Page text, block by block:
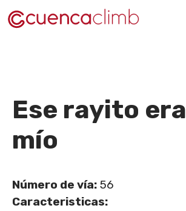
Saltar
al
Ese rayito era
mío
Número de vía: 56
Caracteristicas: